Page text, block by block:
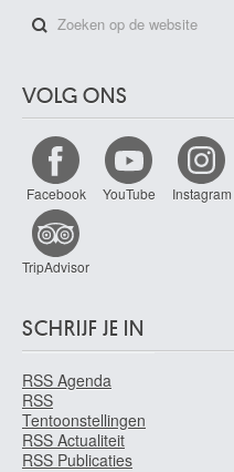
VOLG ONS
Facebook YouTube Instagram
TripAdvisor
SCHRIJF JE IN
RSS Agenda
RSS
Tentoonstellingen
RSS Actualiteit
RSS Publicaties